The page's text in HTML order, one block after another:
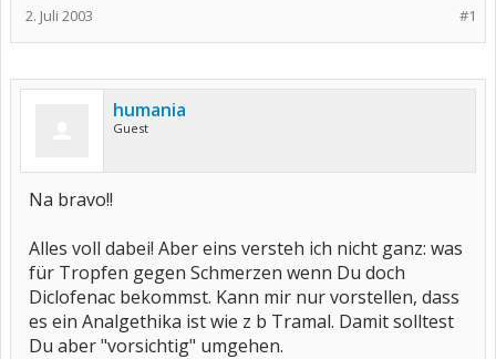
#1
2. Juli 2003
humania
Guest
Na bravo!!
Alles voll dabei! Aber eins versteh ich nicht ganz: was
für Tropfen gegen Schmerzen wenn Du doch
Diclofenac bekommst. Kann mir nur vorstellen, dass
es ein Analgethika ist wie z b Tramal. Damit solltest
Du aber "vorsichtig" umgehen.